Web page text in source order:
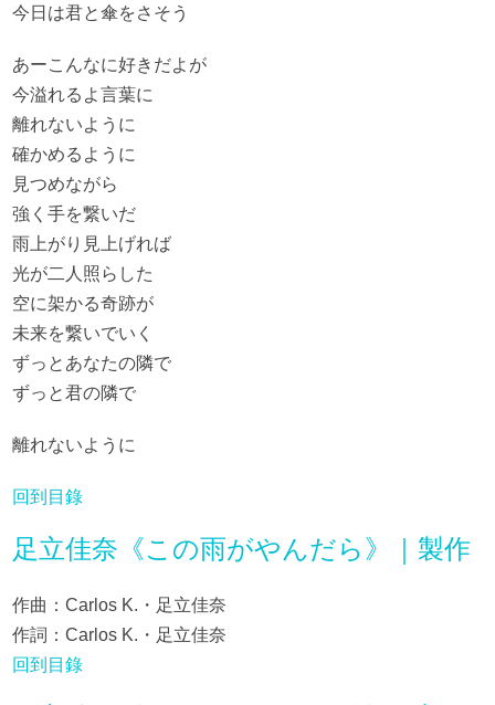
今日は君と傘をさそう
あーこんなに好きだよが
今溢れるよ言葉に
離れないように
確かめるように
見つめながら
強く手を繋いだ
雨上がり見上げれば
光が二人照らした
空に架かる奇跡が
未来を繋いでいく
ずっとあなたの隣で
ずっと君の隣で
離れないように
回到目錄
足立佳奈《この雨がやんだら》｜製作
作曲：Carlos K.・足立佳奈
作詞：Carlos K.・足立佳奈
回到目錄